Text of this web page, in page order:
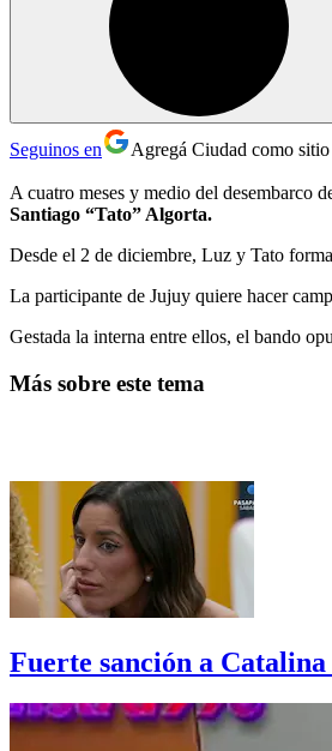
Seguinos en Agregá Ciudad como
A cuatro meses y medio del desembarco
Santiago “Tato” Algorta.
Desde el 2 de diciembre, Luz y Tato
La participante de Jujuy quiere hacer
Gestada la interna entre ellos, el bando
Más sobre este tema
Fuerte sanción a